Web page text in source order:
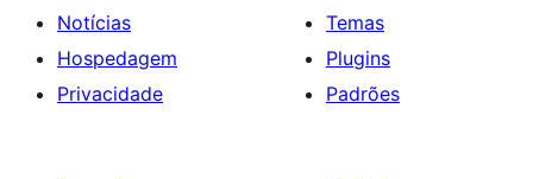
Notícias
Hospedagem
Privacidade
Temas
Plugins
Padrões